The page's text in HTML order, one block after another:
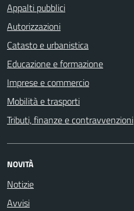
Appalti pubblici
Autorizzazioni
Catasto e urbanistica
Educazione e formazione
Imprese e commercio
Mobilità e trasporti
Tributi, finanze e contravvenzioni
NOVITÀ
Notizie
Avvisi